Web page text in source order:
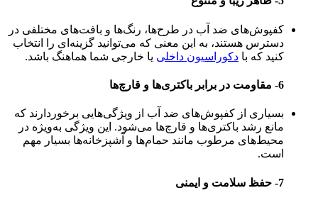
کفپوش‌های ضد آب در طرح‌ها، رنگ‌ها و بافت‌های مختلفی در
دسترس هستند، به این معنی که می‌توانید گزینه‌ای را انتخاب
کنید که با دکوراسیون داخلی یا خارجی شما هماهنگ باشد.
6- مقاومت در برابر باکتری‌ها و قارچ‌ها
بسیاری از کفپوش‌های ضد آب از ویژگی‌هایی برخوردارند که
مانع رشد باکتری‌ها و قارچ‌ها می‌شود. این ویژگی به‌ویژه در
محیط‌های مرطوب مانند حمام‌ها و آشپزخانه‌ها بسیار مهم
است.
7- حفظ سلامت و ایمنی